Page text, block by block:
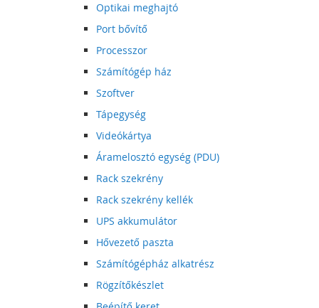
Optikai meghajtó
Port bővítő
Processzor
Számítógép ház
Szoftver
Tápegység
Videókártya
Áramelosztó egység (PDU)
Rack szekrény
Rack szekrény kellék
UPS akkumulátor
Hővezető paszta
Számítógépház alkatrész
Rögzítőkészlet